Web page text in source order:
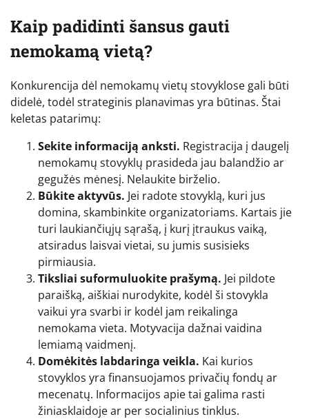
Kaip padidinti šansus gauti
nemokamą vietą?
Konkurencija dėl nemokamų vietų stovyklose gali būti
didelė, todėl strateginis planavimas yra būtinas. Štai
keletas patarimų:
Sekite informaciją anksti. Registracija į daugelį
nemokamų stovyklų prasideda jau balandžio ar
gegužės mėnesį. Nelaukite birželio.
Būkite aktyvūs. Jei radote stovyklą, kuri jus
domina, skambinkite organizatoriams. Kartais jie
turi laukiančiųjų sąrašą, į kurį įtraukus vaiką,
atsiradus laisvai vietai, su jumis susisieks
pirmiausia.
Tiksliai suformuluokite prašymą. Jei pildote
paraišką, aiškiai nurodykite, kodėl ši stovykla
vaikui yra svarbi ir kodėl jam reikalinga
nemokama vieta. Motyvacija dažnai vaidina
lemiamą vaidmenį.
Domėkitės labdaringa veikla. Kai kurios
stovyklos yra finansuojamos privačių fondų ar
mecenatų. Informacijos apie tai galima rasti
žiniasklaidoje ar per socialinius tinklus.